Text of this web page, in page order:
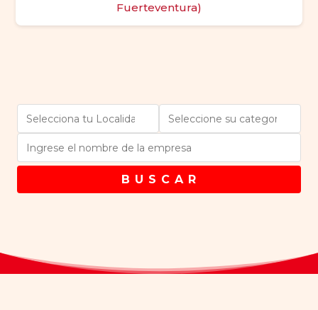
Fuerteventura)
B U S C A R